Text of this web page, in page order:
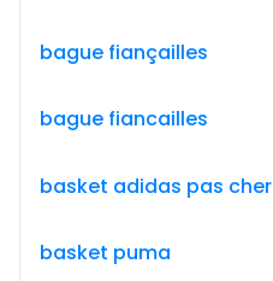
bague fiançailles
bague fiancailles
basket adidas pas cher
basket puma